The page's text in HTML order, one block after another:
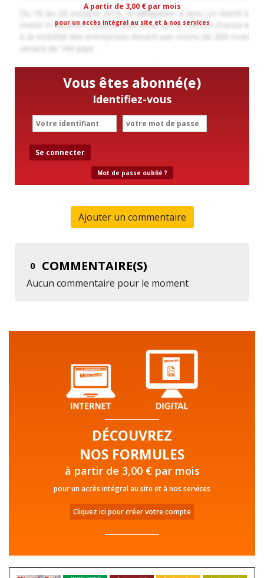
A partir de 3,00 € par mois
pour un accès intégral au site et à nos services
Vous êtes abonné(e)
Identifiez-vous
Se connecter
Mot de passe oublié ?
Ajouter un commentaire
0 COMMENTAIRE(S)
Aucun commentaire pour le moment
DÉCOUVREZ
NOS FORMULES
à partir de 3,00 € par mois
pour un accès intégral au site et à nos services
Cliquez ici pour créer votre compte